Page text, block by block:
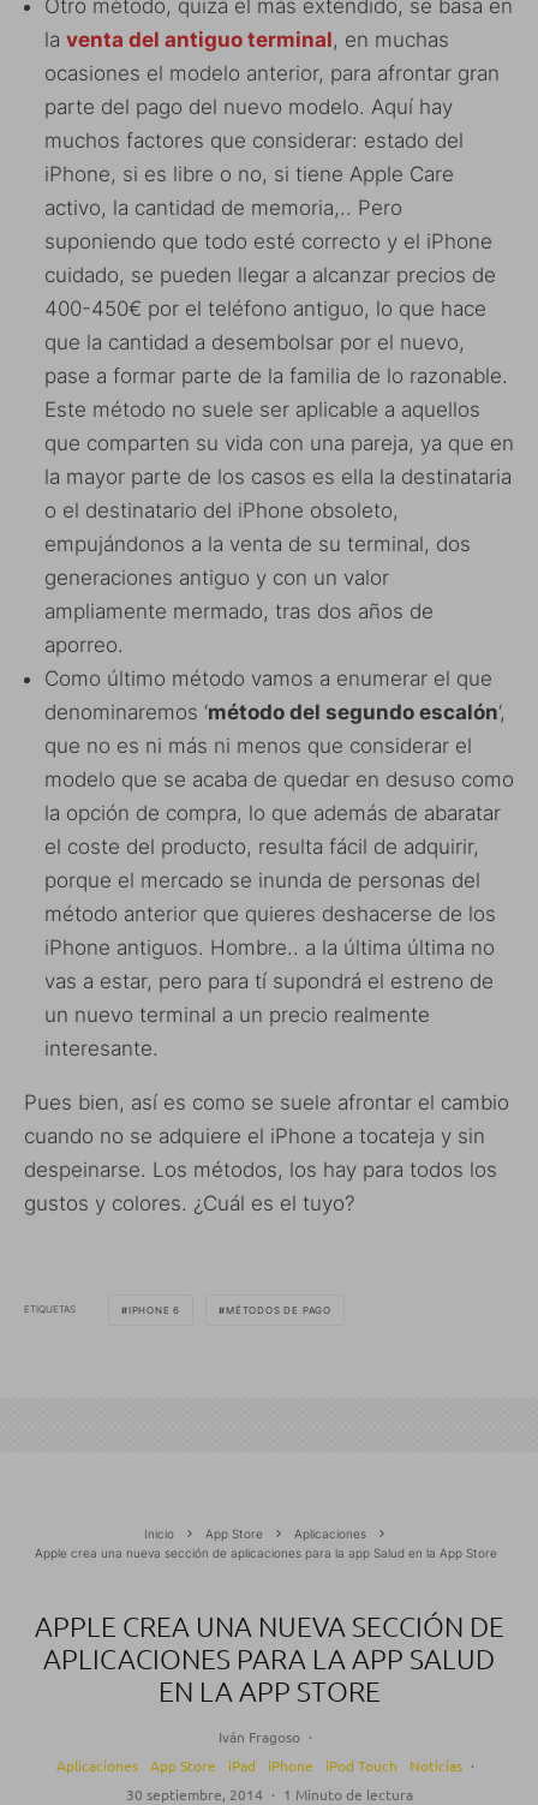
Otro método, quizá el más extendido, se basa en
la venta del antiguo terminal, en muchas
ocasiones el modelo anterior, para afrontar gran
parte del pago del nuevo modelo. Aquí hay
muchos factores que considerar: estado del
iPhone, si es libre o no, si tiene Apple Care
activo, la cantidad de memoria,.. Pero
suponiendo que todo esté correcto y el iPhone
cuidado, se pueden llegar a alcanzar precios de
400-450€ por el teléfono antiguo, lo que hace
que la cantidad a desembolsar por el nuevo,
pase a formar parte de la familia de lo razonable.
Este método no suele ser aplicable a aquellos
que comparten su vida con una pareja, ya que en
la mayor parte de los casos es ella la destinataria
o el destinatario del iPhone obsoleto,
empujándonos a la venta de su terminal, dos
generaciones antiguo y con un valor
ampliamente mermado, tras dos años de
aporreo.
Como último método vamos a enumerar el que
denominaremos ‘método del segundo escalón‘,
que no es ni más ni menos que considerar el
modelo que se acaba de quedar en desuso como
la opción de compra, lo que además de abaratar
el coste del producto, resulta fácil de adquirir,
porque el mercado se inunda de personas del
método anterior que quieres deshacerse de los
iPhone antiguos. Hombre.. a la última última no
vas a estar, pero para tí supondrá el estreno de
un nuevo terminal a un precio realmente
interesante.
Pues bien, así es como se suele afrontar el cambio
cuando no se adquiere el iPhone a tocateja y sin
despeinarse. Los métodos, los hay para todos los
gustos y colores. ¿Cuál es el tuyo?
ETIQUETAS IPHONE 6 MÉTODOS DE PAGO
Inicio App Store
Aplicaciones
Apple crea una nueva sección de aplicaciones para la app Salud en la App Store
APPLE CREA UNA NUEVA SECCIÓN DE
APLICACIONES PARA LA APP SALUD
EN LA APP STORE
Iván Fragoso ·
Aplicaciones
App Store iPad iPhone iPod Touch Noticias ·
30 septiembre, 2014 · 1 Minuto de lectura